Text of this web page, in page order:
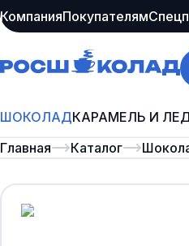
КомпанияПокупателям
ШОКОЛАДКАРАМЕЛЬ И
Главная
Каталог